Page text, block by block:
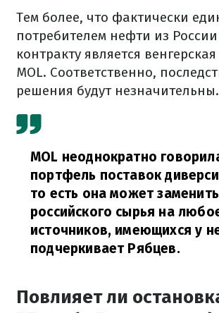
Тем более, что фактически
потребителем нефти из
контракту является
MOL. Соответственно,
решения будут незначительны.
MOL неоднократно
портфель поставок
то есть она может
российского сырья на
источников, имеющихся у
подчеркивает Рябцев.
Повлияет ли